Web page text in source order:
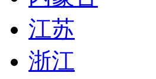
江苏
浙江